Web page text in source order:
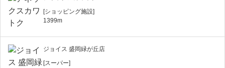
[ショッピング施設]
1399m
ジョイス 盛岡緑が丘店
[スーパー]